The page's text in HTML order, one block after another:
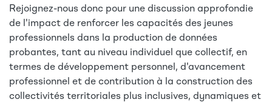
Rejoignez-nous donc pour une discussion approfondie
de l'impact de renforcer les capacités des jeunes
professionnels dans la production de données
probantes, tant au niveau individuel que collectif, en
termes de développement personnel, d'avancement
professionnel et de contribution à la construction des
collectivités territoriales plus inclusives, dynamiques et